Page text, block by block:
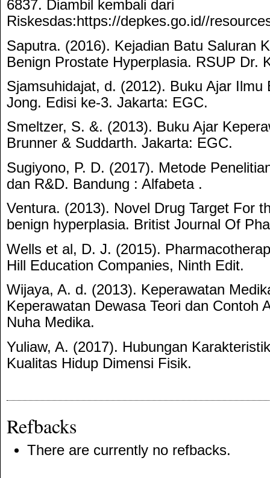
6837. Diambil kembali dari
Riskesdas:https://depkes.go.id//
Saputra. (2016). Kejadian Batu Saluran
Benign Prostate Hyperplasia. RSUP Dr.
Sjamsuhidajat, d. (2012). Buku Ajar Ilmu
Jong. Edisi ke-3. Jakarta: EGC.
Smeltzer, S. &. (2013). Buku Ajar
Brunner & Suddarth. Jakarta: EGC.
Sugiyono, P. D. (2017). Metode
dan R&D. Bandung : Alfabeta .
Ventura. (2013). Novel Drug Target For
benign hyperplasia. Britist Journal Of
Wells et al, D. J. (2015).
Hill Education Companies, Ninth Edit.
Wijaya, A. d. (2013). Keperawatan
Keperawatan Dewasa Teori dan Contoh
Nuha Medika.
Yuliaw, A. (2017). Hubungan
Kualitas Hidup Dimensi Fisik.
Refbacks
There are currently no refbacks.